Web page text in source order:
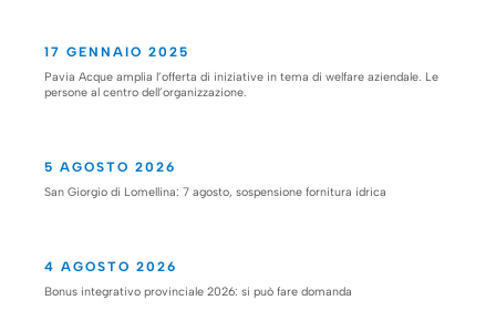
17 GENNAIO 2025
Pavia Acque amplia l’offerta di iniziative in tema di welfare aziendale. Le
persone al centro dell’organizzazione.
5 AGOSTO 2026
San Giorgio di Lomellina: 7 agosto, sospensione fornitura idrica
4 AGOSTO 2026
Bonus integrativo provinciale 2026: si può fare domanda